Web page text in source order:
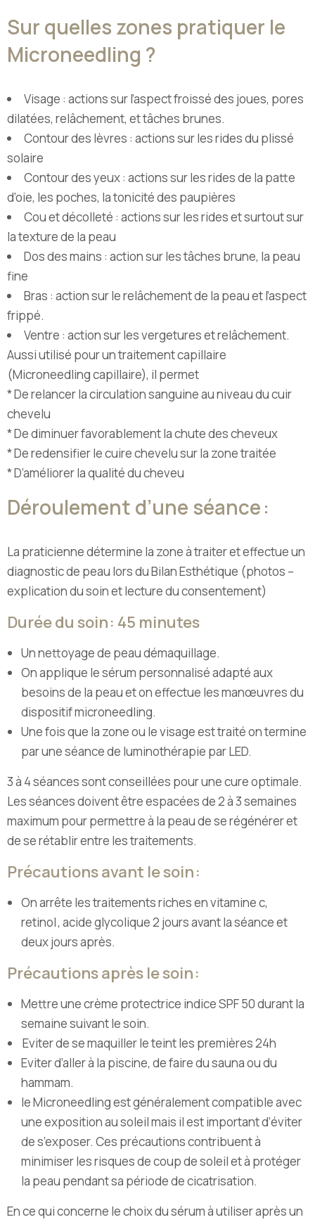
Sur quelles zones pratiquer le
Microneedling ?
Visage : actions sur l’aspect froissé des joues, pores
dilatées, relâchement, et tâches brunes.
Contour des lèvres : actions sur les rides du plissé
solaire
Contour des yeux : actions sur les rides de la patte
d’oie, les poches, la tonicité des paupières
Cou et décolleté : actions sur les rides et surtout sur
la texture de la peau
Dos des mains : action sur les tâches brune, la peau
fine
Bras : action sur le relâchement de la peau et l’aspect
frippé.
Ventre : action sur les vergetures et relâchement.
Aussi utilisé pour un traitement capillaire
(Microneedling capillaire), il permet
* De relancer la circulation sanguine au niveau du cuir
chevelu
* De diminuer favorablement la chute des cheveux
* De redensifier le cuire chevelu sur la zone traitée
* D’améliorer la qualité du cheveu
Déroulement d’une séance :
La praticienne détermine la zone à traiter et effectue un
diagnostic de peau lors du Bilan Esthétique (photos –
explication du soin et lecture du consentement)
Durée du soin : 45 minutes
Un nettoyage de peau démaquillage.
On applique le sérum personnalisé adapté aux
besoins de la peau et on effectue les manœuvres du
dispositif microneedling.
Une fois que la zone ou le visage est traité on termine
par une séance de luminothérapie par LED.
3 à 4 séances sont conseillées pour une cure optimale.
Les séances doivent être espacées de 2 à 3 semaines
maximum pour permettre à la peau de se régénérer et
de se rétablir entre les traitements.
Précautions avant le soin :
On arrête les traitements riches en vitamine c,
retinol , acide glycolique 2 jours avant la séance et
deux jours après.
Précautions après le soin :
Mettre une crème protectrice indice SPF 50 durant la
semaine suivant le soin.
Eviter de se maquiller le teint les premières 24h
Eviter d’aller à la piscine, de faire du sauna ou du
hammam.
le Microneedling est généralement compatible avec
une exposition au soleil mais il est important d’éviter
de s’exposer. Ces précautions contribuent à
minimiser les risques de coup de soleil et à protéger
la peau pendant sa période de cicatrisation.
En ce qui concerne le choix du sérum à utiliser après un